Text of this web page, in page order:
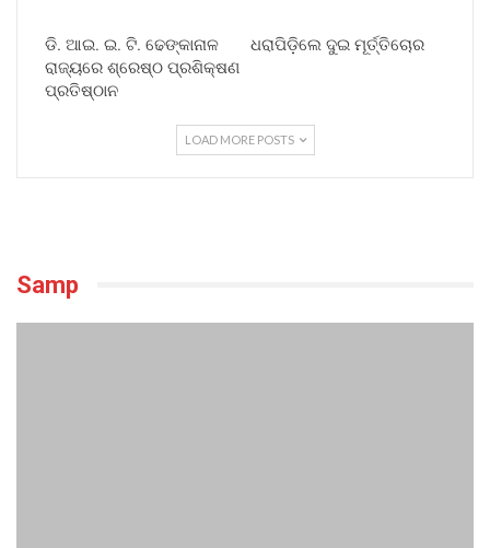
ଡି. ଆଇ. ଇ. ଟି. ଢେଙ୍କାନାଳ
ରାଜ୍ୟରେ ଶ୍ରେଷ୍ଠ ପ୍ରଶିକ୍ଷଣ
ପ୍ରତିଷ୍ଠାନ
ଧରାପିଡ଼ିଲେ ଦୁଇ ମୂର୍ତ୍ତିଚୋର
LOAD MORE POSTS
Samp